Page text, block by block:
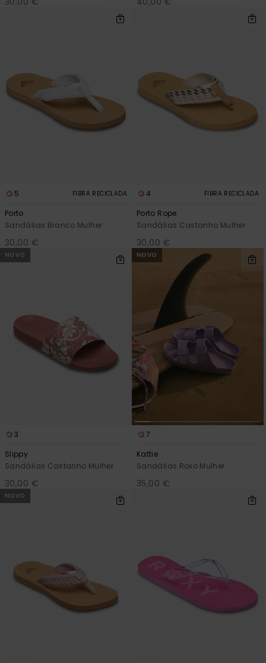
5 FIBRA RECICLADA
Porto
Sandálias Branco Mulher
30,00 €
4 FIBRA RECICLADA
Porto Rope
Sandálias Castanho Mulher
30,00 €
NOVO
3
Slippy
Sandálias Castanho Mulher
30,00 €
NOVO
7
Kattie
Sandálias Roxo Mulher
35,00 €
NOVO